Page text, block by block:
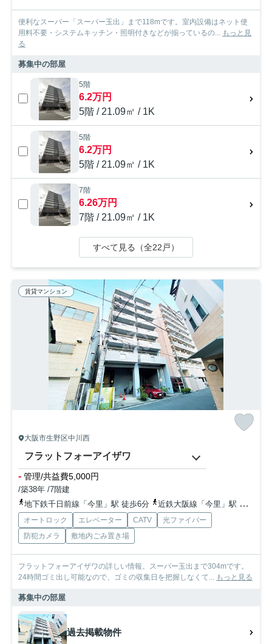
便利なスーパー「スーパー玉出」まで118mです。室内設備はネット使
用料不要・システムキッチン・照明付きなどが揃っているの...
もっと見
る
募集中の部屋
5階
6.2万円
5階 / 21.09㎡ / 1K
5階
6.2万円
5階 / 21.09㎡ / 1K
7階
6.26万円
7階 / 21.09㎡ / 1K
すべて見る（全22戸）
賃貸マンション
大阪市生野区中川西
フラットフォーアイザワ
- 管理/共益費5,000円
/築38年 /7階建
地下鉄千日前線「今里」駅 徒歩6分
近鉄大阪線「今里」駅 徒歩11分
オートロック エレベーター CATV
光ファイバー
防犯カメラ
敷地内ごみ置き場
フラットフォーアイザワの詳しい情報。スーパー玉出まで304mです。
24時間ゴミ出し可能なので、ゴミの収集日を把握しなくて...
もっと見る
募集中の部屋
過去掲載物件